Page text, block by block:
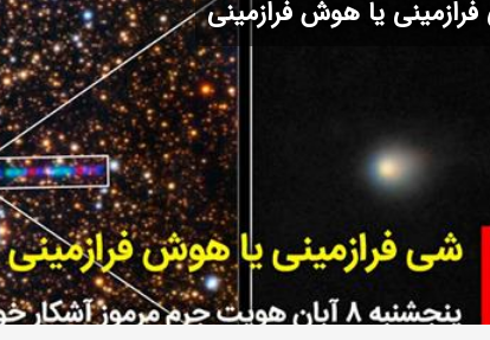
یا هوش فرازمینی